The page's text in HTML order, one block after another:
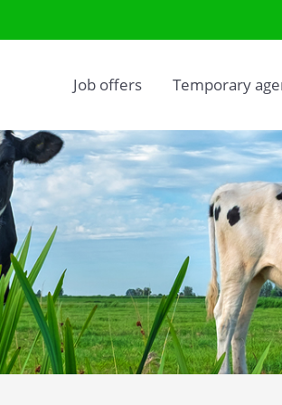
Job offers Temporary